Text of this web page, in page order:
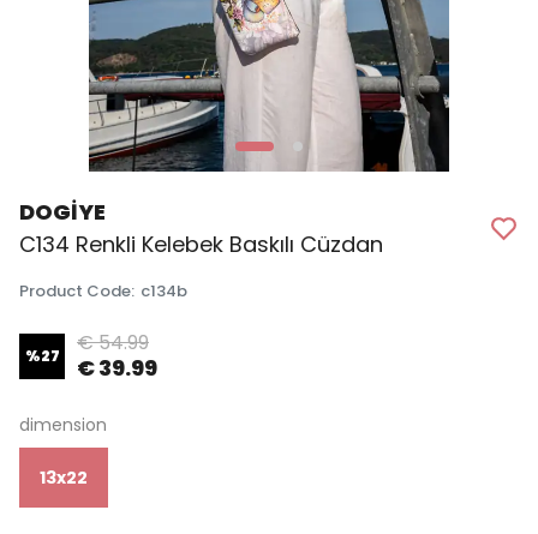
DOGİYE
C134 Renkli Kelebek Baskılı Cüzdan
Product Code: c134b
%27 € 54.99
€ 39.99
dimension
13x22